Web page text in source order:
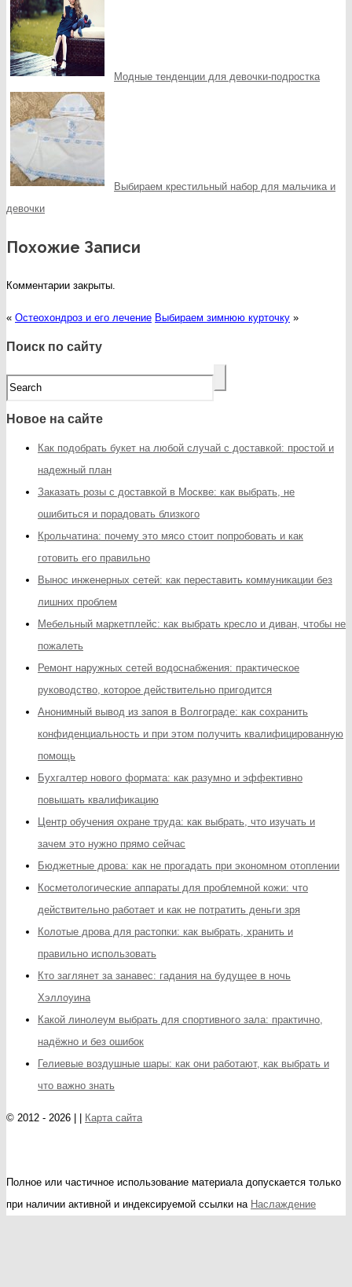
Модные тенденции для девочки-подростка
Выбираем крестильный набор для мальчика и
девочки
Похожие Записи
Комментарии закрыты.
« Остеохондроз и его лечение Выбираем зимнюю курточку »
Поиск по сайту
Новое на сайте
Как подобрать букет на любой случай с доставкой: простой и
надежный план
Заказать розы с доставкой в Москве: как выбрать, не
ошибиться и порадовать близкого
Крольчатина: почему это мясо стоит попробовать и как
готовить его правильно
Вынос инженерных сетей: как переставить коммуникации без
лишних проблем
Мебельный маркетплейс: как выбрать кресло и диван, чтобы не
пожалеть
Ремонт наружных сетей водоснабжения: практическое
руководство, которое действительно пригодится
Анонимный вывод из запоя в Волгограде: как сохранить
конфиденциальность и при этом получить квалифицированную
помощь
Бухгалтер нового формата: как разумно и эффективно
повышать квалификацию
Центр обучения охране труда: как выбрать, что изучать и
зачем это нужно прямо сейчас
Бюджетные дрова: как не прогадать при экономном отоплении
Косметологические аппараты для проблемной кожи: что
действительно работает и как не потратить деньги зря
Колотые дрова для растопки: как выбрать, хранить и
правильно использовать
Кто заглянет за занавес: гадания на будущее в ночь
Хэллоуина
Какой линолеум выбрать для спортивного зала: практично,
надёжно и без ошибок
Гелиевые воздушные шары: как они работают, как выбрать и
что важно знать
© 2012 - 2026 | | Карта сайта
Полное или частичное использование материала допускается только
при наличии активной и индексируемой ссылки на Наслаждение